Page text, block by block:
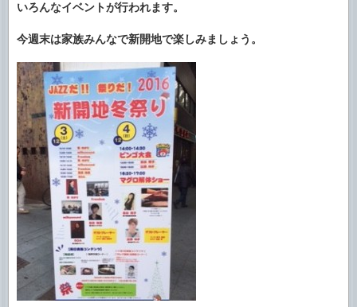
いろんなイベントが行われます。
今週末は家族みんなで新開地で楽しみましょう。